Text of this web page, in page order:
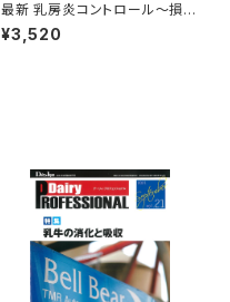
最新 乳房炎コントロール～損失
を最小限にする～
¥3,520